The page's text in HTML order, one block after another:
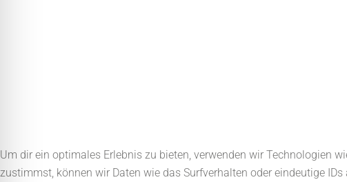
Um dir ein optimales Erlebnis zu bieten, verwenden wir Technologien
zustimmst, können wir Daten wie das Surfverhalten oder eindeutige